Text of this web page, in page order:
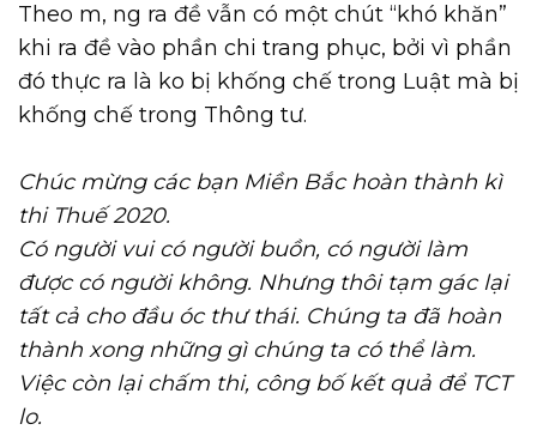
Theo m, ng ra đề vẫn có một chút “khó khăn”
khi ra đề vào phần chi trang phục, bởi vì phần
đó thực ra là ko bị khống chế trong Luật mà bị
khống chế trong Thông tư.
Chúc mừng các bạn Miền Bắc hoàn thành kì
thi Thuế 2020.
Có người vui có người buồn, có người làm
được có người không. Nhưng thôi tạm gác lại
tất cả cho đầu óc thư thái. Chúng ta đã hoàn
thành xong những gì chúng ta có thể làm.
Việc còn lại chấm thi, công bố kết quả để TCT
lo.